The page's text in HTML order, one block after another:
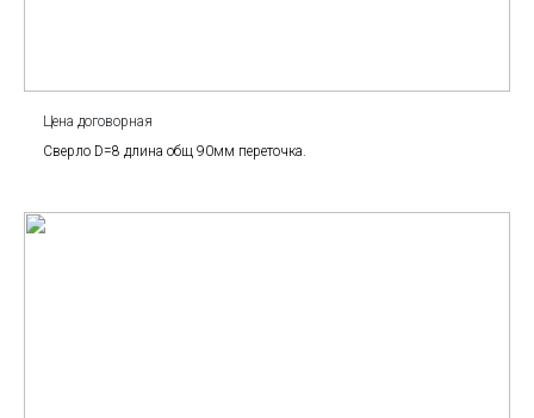
Цена договорная
Сверло D=8 длина общ 90мм переточка.